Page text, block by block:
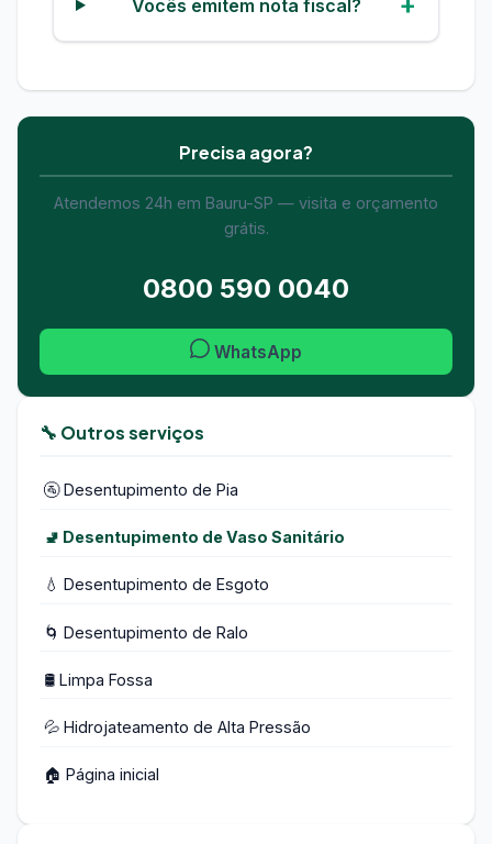
Vocês emitem nota fiscal?
Precisa agora?
Atendemos 24h em Bauru-SP — visita e orçamento
grátis.
0800 590 0040
WhatsApp
🔧 Outros serviços
🚰 Desentupimento de Pia
🚽 Desentupimento de Vaso Sanitário
💧 Desentupimento de Esgoto
🌀 Desentupimento de Ralo
🛢️ Limpa Fossa
💦 Hidrojateamento de Alta Pressão
🏠 Página inicial